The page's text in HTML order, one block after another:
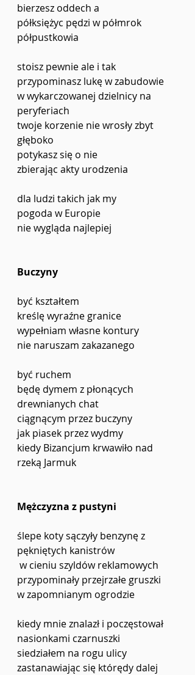
bierzesz oddech a
półksiężyc pędzi w półmrok
półpustkowia
stoisz pewnie ale i tak
przypominasz lukę w zabudowie
w wykarczowanej dzielnicy na
peryferiach
twoje korzenie nie wrosły zbyt
głęboko
potykasz się o nie
zbierając akty urodzenia
dla ludzi takich jak my
pogoda w Europie
nie wygląda najlepiej
Buczyny
być kształtem
kreślę wyraźne granice
wypełniam własne kontury
nie naruszam zakazanego
być ruchem
będę dymem z płonących
drewnianych chat
ciągnącym przez buczyny
jak piasek przez wydmy
kiedy Bizancjum krwawiło nad
rzeką Jarmuk
Mężczyzna z pustyni
ślepe koty sączyły benzynę z
pękniętych kanistrów
w cieniu szyldów reklamowych
przypominały przejrzałe gruszki
w zapomnianym ogrodzie
kiedy mnie znalazł i poczęstował
nasionkami czarnuszki
siedziałem na rogu ulicy
zastanawiając się którędy dalej